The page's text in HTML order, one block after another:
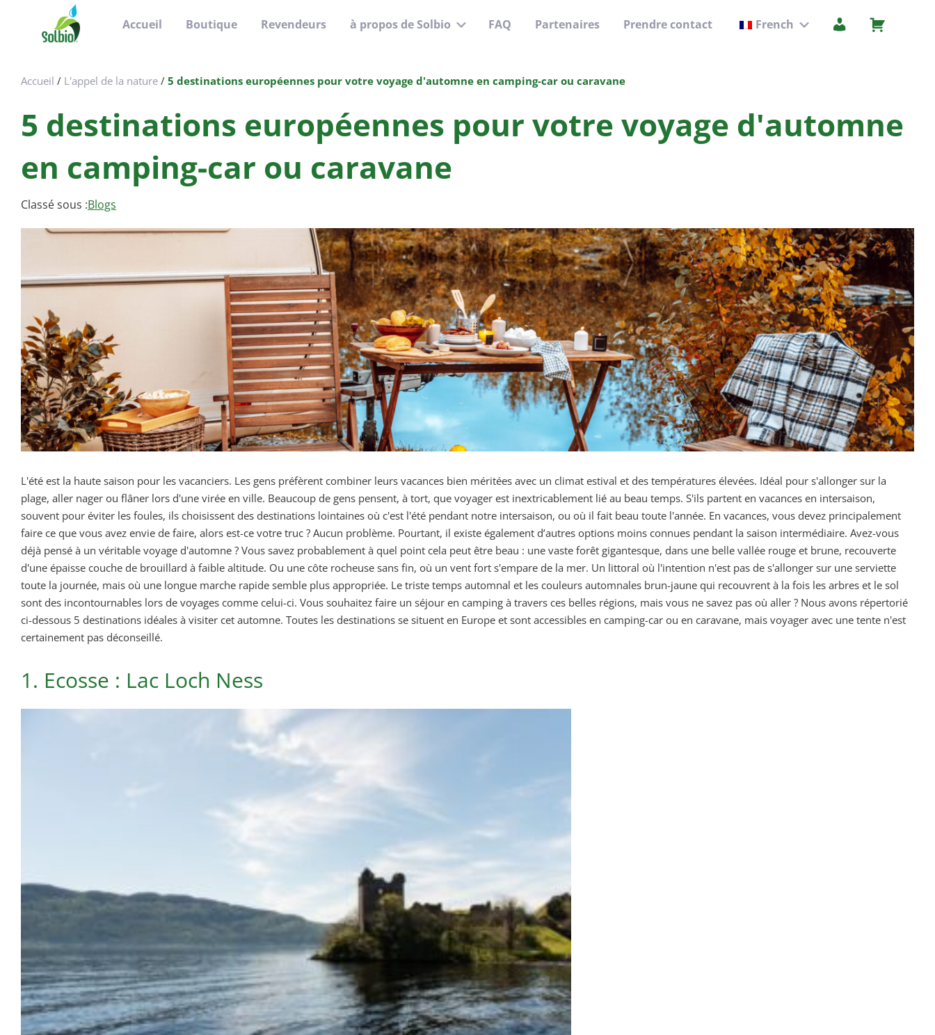
principale
page
Solbio
green
Accueil Boutique Revendeurs à propos de Solbio
Sous-FAQ Partenaires Prendre contact French
Sous-
Accueil / L'appel de la nature / 5 destinations européennes pour votre voyage d'automne en camping-car ou caravane
5 destinations européennes pour votre voyage d'automne
en camping-car ou caravane
Classé sous :Blogs
L'été est la haute saison pour les vacanciers. Les gens préfèrent combiner leurs vacances bien méritées avec un climat estival et des températures élevées. Idéal pour s'allonger sur la
plage, aller nager ou flâner lors d'une virée en ville. Beaucoup de gens pensent, à tort, que voyager est inextricablement lié au beau temps. S'ils partent en vacances en intersaison,
souvent pour éviter les foules, ils choisissent des destinations lointaines où c'est l'été pendant notre intersaison, ou où il fait beau toute l'année. En vacances, vous devez principalement
faire ce que vous avez envie de faire, alors est-ce votre truc ? Aucun problème. Pourtant, il existe également d’autres options moins connues pendant la saison intermédiaire. Avez-vous
déjà pensé à un véritable voyage d'automne ? Vous savez probablement à quel point cela peut être beau : une vaste forêt gigantesque, dans une belle vallée rouge et brune, recouverte
d'une épaisse couche de brouillard à faible altitude. Ou une côte rocheuse sans fin, où un vent fort s'empare de la mer. Un littoral où l'intention n'est pas de s'allonger sur une serviette
toute la journée, mais où une longue marche rapide semble plus appropriée. Le triste temps automnal et les couleurs automnales brun-jaune qui recouvrent à la fois les arbres et le sol
sont des incontournables lors de voyages comme celui-ci. Vous souhaitez faire un séjour en camping à travers ces belles régions, mais vous ne savez pas où aller ? Nous avons répertorié
ci-dessous 5 destinations idéales à visiter cet automne. Toutes les destinations se situent en Europe et sont accessibles en camping-car ou en caravane, mais voyager avec une tente n'est
certainement pas déconseillé.
1. Ecosse : Lac Loch Ness